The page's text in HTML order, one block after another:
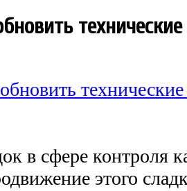
в сфере контроля
этого